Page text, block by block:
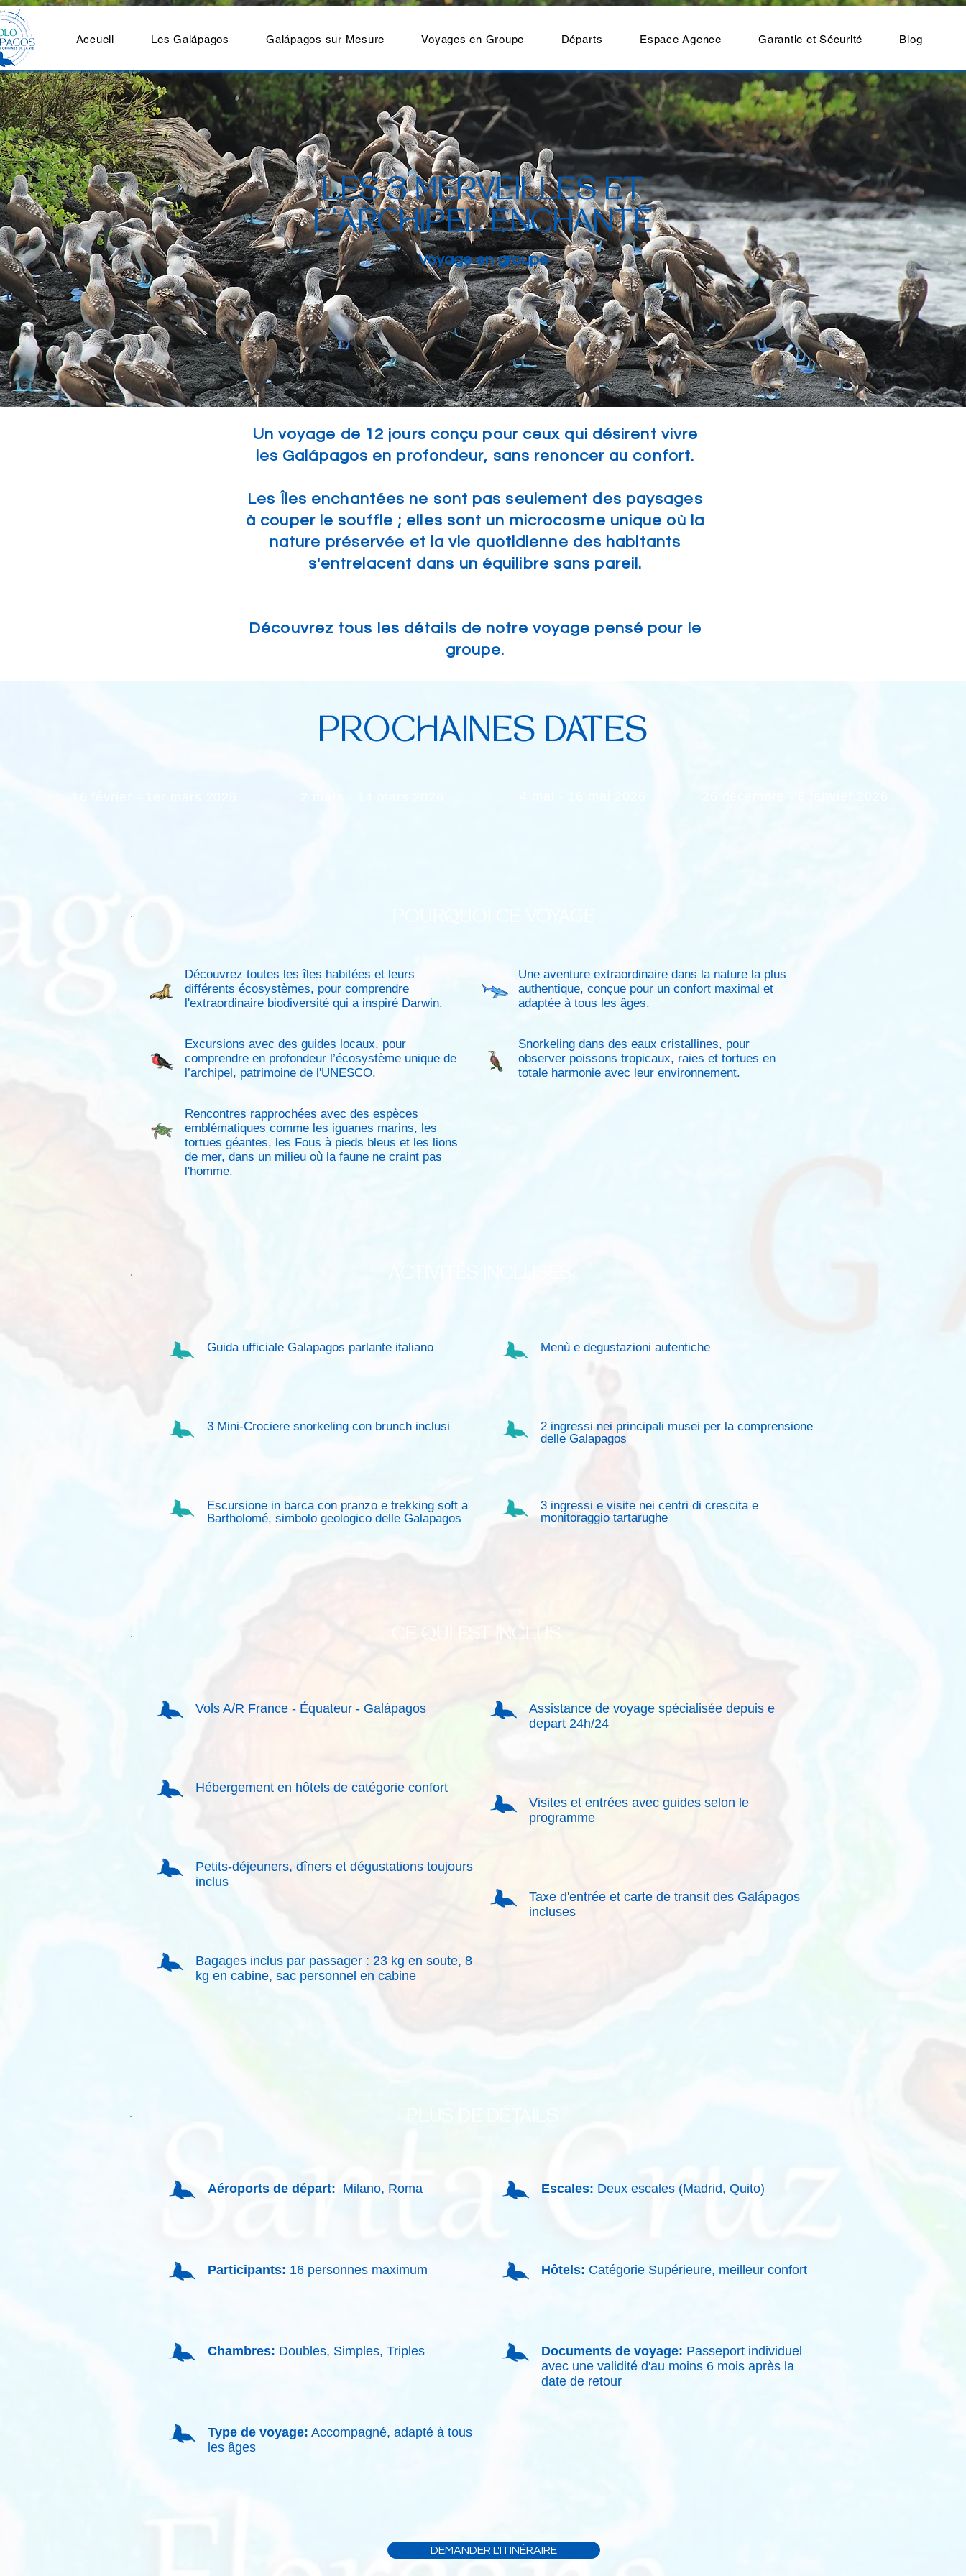
Accueil Les Galápagos Galápagos sur Mesure Voyages en Groupe Départs Espace Agence Garantie et Sécurité Blog
LES 3 MERVEILLES ET
L'ARCHIPEL ENCHANTÉ
Voyage en groupe
Un voyage de 12 jours conçu pour ceux qui désirent vivre
les Galápagos en profondeur, sans renoncer au confort.
Les Îles enchantées ne sont pas seulement des paysages
à couper le souffle ; elles sont un microcosme unique où la
nature préservée et la vie quotidienne des habitants
s'entrelacent dans un équilibre sans pareil.
Découvrez tous les détails de notre voyage pensé pour le
groupe.
PROCHAINES DATES
Découvrez toutes les îles habitées et leurs
différents écosystèmes, pour comprendre
l'extraordinaire biodiversité qui a inspiré Darwin.
Excursions avec des guides locaux, pour
comprendre en profondeur l’écosystème unique de
l’archipel, patrimoine de l'UNESCO.
Rencontres rapprochées avec des espèces
emblématiques comme les iguanes marins, les
tortues géantes, les Fous à pieds bleus et les lions
de mer, dans un milieu où la faune ne craint pas
l'homme.
Une aventure extraordinaire dans la nature la plus
authentique, conçue pour un confort maximal et
adaptée à tous les âges.
Snorkeling dans des eaux cristallines, pour
observer poissons tropicaux, raies et tortues en
totale harmonie avec leur environnement.
Guida ufficiale Galapagos parlante italiano
3 Mini-Crociere snorkeling con brunch inclusi
Escursione in barca con pranzo e trekking soft a
Bartholomé, simbolo geologico delle Galapagos
Menù e degustazioni autentiche
2 ingressi nei principali musei per la comprensione
delle Galapagos
3 ingressi e visite nei centri di crescita e
monitoraggio tartarughe​​​
Vols A/R France - Équateur - Galápagos
Hébergement en hôtels de catégorie confort
Petits-déjeuners, dîners et dégustations toujours
inclus
Bagages inclus par passager : 23 kg en soute, 8
kg en cabine, sac personnel en cabine
Assistance de voyage spécialisée depuis e
depart 24h/24
Visites et entrées avec guides selon le
programme
Taxe d'entrée et carte de transit des Galápagos
incluses
CE QUI EST INCLUS
Aéroports de départ: Milano, Roma
Participants: 16 personnes maximum
Chambres: Doubles, Simples, Triples
Type de voyage: Accompagné, adapté à tous
les âges
Escales: Deux escales (Madrid, Quito)
Hôtels: Catégorie Supérieure, meilleur confort
Documents de voyage: Passeport individuel
avec une validité d'au moins 6 mois après la
date de retour
DEMANDER L'ITINÉRAIRE